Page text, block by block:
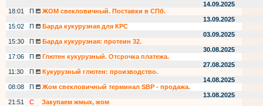
14.09.2025
18:01
П
ЖОМ свекловичный. Поставки в СПб.
13.09.2025
15:02
П
Барда кукурузная для КРС
03.09.2025
15:30
П
Барда кукурузная: протеин 32.
30.08.2025
17:06
П
Глютен кукурузный. Отсрочка платежа.
27.08.2025
11:30
П
Кукурузный глютен: производство.
14.08.2025
08:08
П
Жом свекловичный терминал SBP - продажа.
13.08.2025
21:51
С
Закупаем жмых, жом